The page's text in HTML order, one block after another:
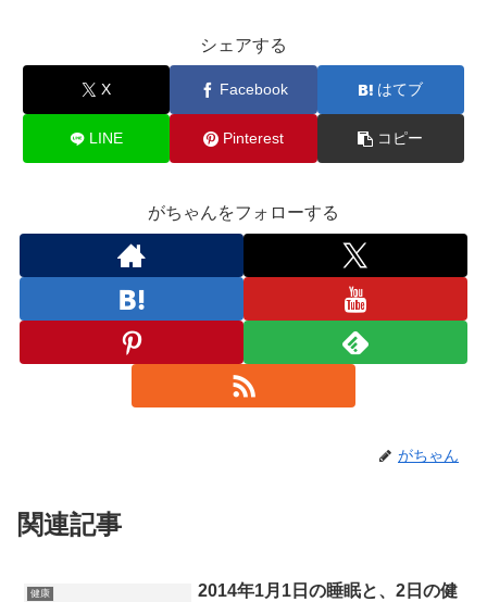
シェアする
X Facebook はてブ
LINE Pinterest コピー
がちゃんをフォローする
がちゃん
関連記事
健康
2014年1月1日の睡眠と、2日の健